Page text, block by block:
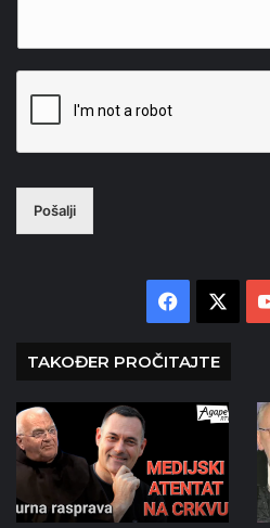
Pošalji
Facebook
TAKOĐER PROČITAJTE